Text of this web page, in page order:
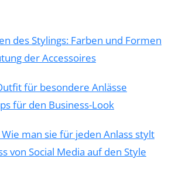
des Stylings: Farben und Formen
der Accessoires
für besondere Anlässe
für den Business-Look
man sie für jeden Anlass stylt
von Social Media auf den Style